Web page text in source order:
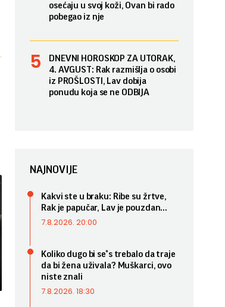
osećaju u svoj koži, Ovan bi rado
pobegao iz nje
DNEVNI HOROSKOP ZA UTORAK,
4. AVGUST: Rak razmišlja o osobi
iz PROŠLOSTI, Lav dobija
ponudu koja se ne ODBIJA
NAJNOVIJE
Kakvi ste u braku: Ribe su žrtve,
Rak je papučar, Lav je pouzdan...
7.8.2026. 20:00
Koliko dugo bi se*s trebalo da traje
da bi žena uživala? Muškarci, ovo
niste znali
7.8.2026. 18:30